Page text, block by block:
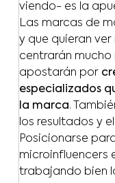
viendo- es la
Las marcas de
y que quieran
centrarán mucho
apostarán por
especializados
la marca.
los resultados y
Posicionarse
microinfluencers
trabajando bien